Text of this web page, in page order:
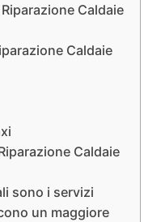
Caldaie
Caldaie
Caldaie
sono i servizi
un maggiore